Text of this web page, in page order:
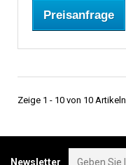
Preisanfrage
Zeige 1 - 10 von 10 Artikeln
Newsletter